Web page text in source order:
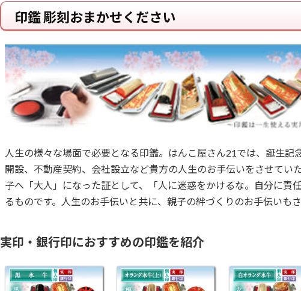
印鑑 彫刻おまかせください
人生の様々な場面で必要となる印鑑。はんこ屋さん21では、誕生記
開設、不動産契約、会社設立など貴方の人生のお手伝いをさせてい
子へ「大人」になった証として、「人に迷惑をかけるな。自分に責
るものです。人生のお手伝いと共に、親子の絆づくりのお手伝いもさ
実印・銀行印におすすめの印鑑を紹介